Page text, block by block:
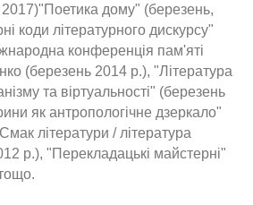
2017)"Поетика дому" (березень,
коди літературного дискурсу"
конференція пам'яті
(березень 2014 р.), "Література
та віртуальності" (березень
як антропологічне дзеркало"
літератури / література
р.), "Перекладацькі майстерні"